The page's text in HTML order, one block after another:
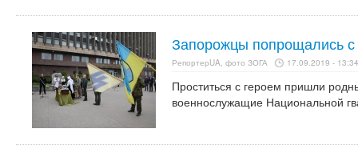
Запорожцы попрощались
РепортерUA, фото ЗОГА 17.09.2019 - 13:34
Проститься с героем пришли
военнослужащие Национальной